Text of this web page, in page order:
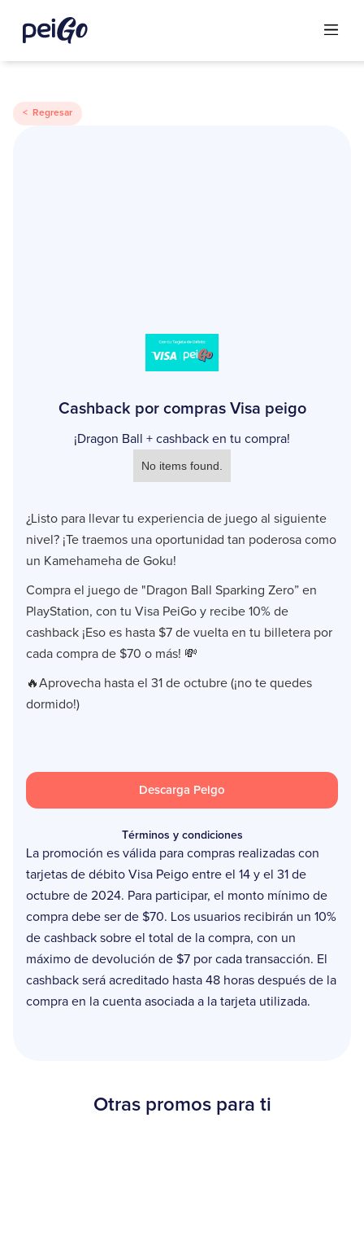
< Regresar
Cashback por compras Visa peigo
¡Dragon Ball + cashback en tu compra!
No items found.
¿Listo para llevar tu experiencia de juego al siguiente
nivel? ¡Te traemos una oportunidad tan poderosa como
un Kamehameha de Goku!
Compra el juego de "Dragon Ball Sparking Zero” en
PlayStation, con tu Visa PeiGo y recibe 10% de
cashback ¡Eso es hasta $7 de vuelta en tu billetera por
cada compra de $70 o más! 💸
🔥Aprovecha hasta el 31 de octubre (¡no te quedes
dormido!)
Descarga Peigo
Términos y condiciones
La promoción es válida para compras realizadas con
tarjetas de débito Visa Peigo entre el 14 y el 31 de
octubre de 2024. Para participar, el monto mínimo de
compra debe ser de $70. Los usuarios recibirán un 10%
de cashback sobre el total de la compra, con un
máximo de devolución de $7 por cada transacción. El
cashback será acreditado hasta 48 horas después de la
compra en la cuenta asociada a la tarjeta utilizada.
Otras promos para ti